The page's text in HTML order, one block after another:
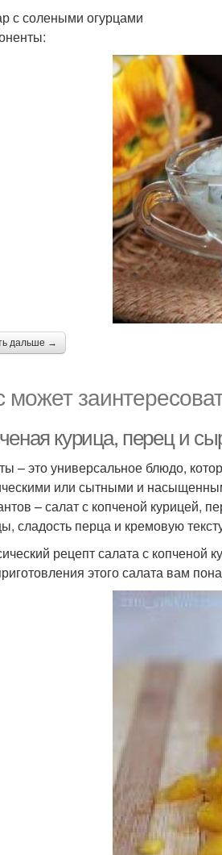
с солеными огурцами
дальше →
может
курица, перец и
– это универсальное блюдо,
или сытными и
– салат с копченой курицей,
сладость перца и кремовую
рецепт салата с копченой
этого салата вам